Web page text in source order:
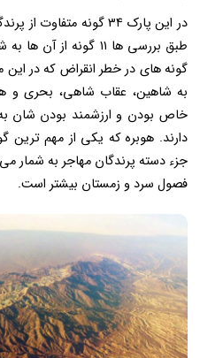
در این پارک ۳۴ گونه
طبق بررسی ها ۱۱ گونه
گونه های در خطر انقراض که در
به شاهین، عقاب شاهی، بحری و
خاص بودن و ارزشمند بودن شان
دارند. هوبره که یکی از مهم ترین
جزء دسته پرندگان مهاجر به شمار
فصول سرد و زمستان بیشتر است.